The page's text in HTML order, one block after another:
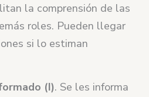
la comprensión de las
roles. Pueden llegar
si lo estiman
(I). Se les informa